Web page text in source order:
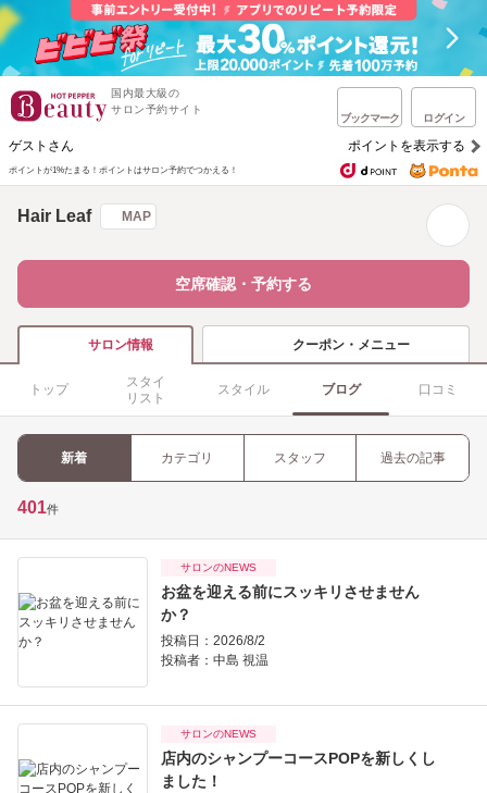
国内最大級の
サロン予約サイト
ブックマーク ログイン
ゲストさん ポイントを表示する
ポイントが1%たまる！ ポイントはサロン予約でつかえる！
Hair Leaf MAP
空席確認・予約する
サロン情報 クーポン・メニュー
トップ
スタイ
リスト
スタイル ブログ 口コミ
新着 カテゴリ スタッフ 過去の記事
401件
サロンのNEWS
お盆を迎える前にスッキリさせません
か？
投稿日：2026/8/2
投稿者： 中島 視温
サロンのNEWS
店内のシャンプーコースPOPを新しくし
ました！